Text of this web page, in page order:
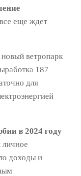
еще ждет
ветропарк
187
для
в 2024 году
личное
доходы и